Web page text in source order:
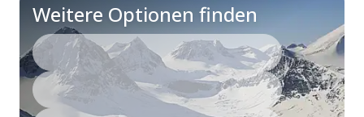
Weitere Optionen finden